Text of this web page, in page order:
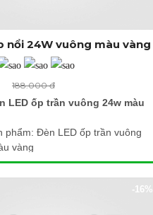
Xem thêm ảnh
nổi 24W vuông màu vàng
188.000 đ
LED ốp trần vuông 24w màu
phẩm: Đèn LED ốp trần vuông
vàng
24W
việc: 85 - 265V AC
-16%